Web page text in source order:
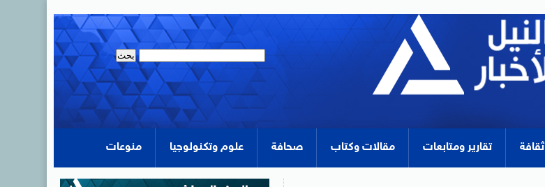
ثقافة تقارير ومتابعات مقالات وكتاب صحافة علوم وتكنولوجيا منوعات